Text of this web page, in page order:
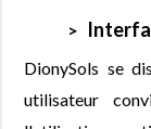
DionySols se
utilisateur